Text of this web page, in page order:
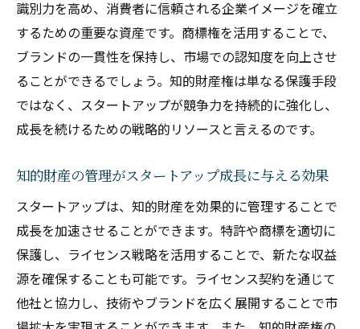
価値創造のための知的財産権の最適化
知的財産がもたらすイノベーションの促進
市場価値を向上させる知的財産の活用
知的財産の活用で企業成長を加速
市場での成功に不可欠な知的財産権の管理と保
知的財産権の効果的な管理方法
市場で成功するための知的財産の保護戦略
知的財産権管理がもたらす競争力向上
知的財産の保護が市場での成功を支える
知的財産権の管理がもたらすリスク回避効
果
識別力を高め、消費者に信頼される企業イメージを確立
するための重要な資産です。商標権を活用することで、
ブランドの一貫性を保持し、市場での認知度を向上させ
ることができるでしょう。知的財産権は単なる保護手段
ではなく、スタートアップが競争力を持続的に強化し、
成長を続けるための戦略的リソースと言えるのです。
知的財産の管理がスタートアップ成長に与える効果
スタートアップは、知的財産を効果的に管理することで
成長を加速させることができます。特許や商標を適切に
保護し、ライセンス戦略を活用することで、新たな収益
源を確保することも可能です。ライセンス契約を通じて
他社と協力し、技術やブランドを広く展開することで市